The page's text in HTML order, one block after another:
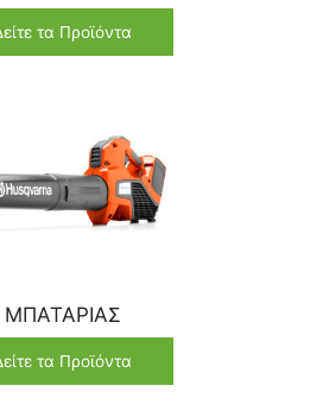
τα Προϊόντα
ΜΠΑΤΑΡΙΑΣ
τα Προϊόντα